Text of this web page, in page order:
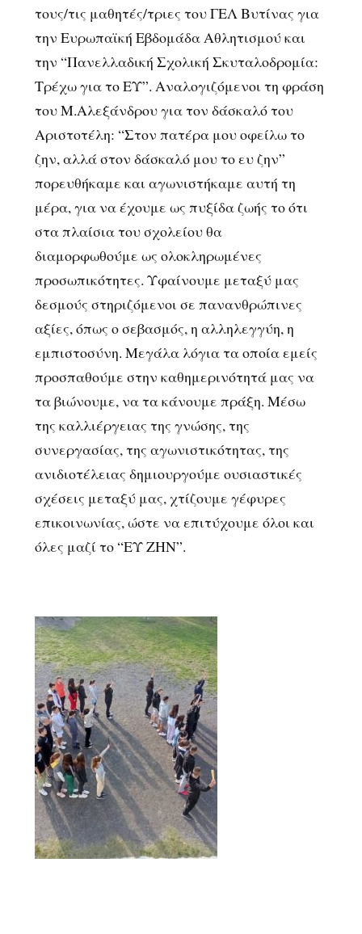
τους/τις μαθητές/τριες του ΓΕΛ Βυτίνας για
την Ευρωπαϊκή Εβδομάδα Αθλητισμού και
την “Πανελλαδική Σχολική Σκυταλοδρομία:
Τρέχω για το ΕΥ”. Αναλογιζόμενοι τη φράση
του Μ.Αλεξάνδρου για τον δάσκαλό του
Αριστοτέλη: “Στον πατέρα μου οφείλω το
ζην, αλλά στον δάσκαλό μου το ευ ζην”
πορευθήκαμε και αγωνιστήκαμε αυτή τη
μέρα, για να έχουμε ως πυξίδα ζωής το ότι
στα πλαίσια του σχολείου θα
διαμορφωθούμε ως ολοκληρωμένες
προσωπικότητες. Υφαίνουμε μεταξύ μας
δεσμούς στηριζόμενοι σε πανανθρώπινες
αξίες, όπως ο σεβασμός, η αλληλεγγύη, η
εμπιστοσύνη. Μεγάλα λόγια τα οποία εμείς
προσπαθούμε στην καθημερινότητά μας να
τα βιώνουμε, να τα κάνουμε πράξη. Μέσω
της καλλιέργειας της γνώσης, της
συνεργασίας, της αγωνιστικότητας, της
ανιδιοτέλειας δημιουργούμε ουσιαστικές
σχέσεις μεταξύ μας, χτίζουμε γέφυρες
επικοινωνίας, ώστε να επιτύχουμε όλοι και
όλες μαζί το “ΕΥ ΖΗΝ”.